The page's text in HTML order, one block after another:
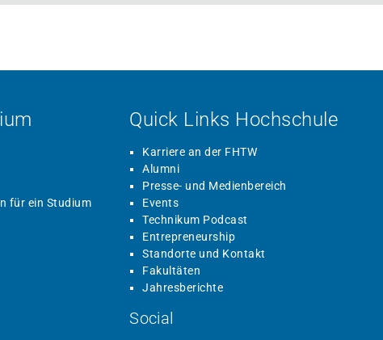
für ein Studium
Quick Links Hochschule
Karriere an der FHTW
Alumni
Presse- und Medienbereich
Events
Technikum Podcast
Entrepreneurship
Standorte und Kontakt
Fakultäten
Jahresberichte
Social